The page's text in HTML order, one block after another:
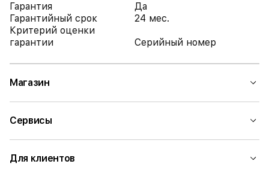
Гарантия
Да
Гарантийный срок
24 мес.
Критерий оценки
гарантии
Серийный номер
Магазин
Сервисы
Для клиентов